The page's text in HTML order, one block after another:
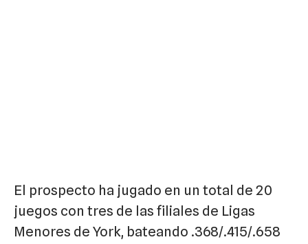
El prospecto ha jugado en un total de 20
juegos con tres de las filiales de Ligas
Menores de York, bateando .368/.415/.658